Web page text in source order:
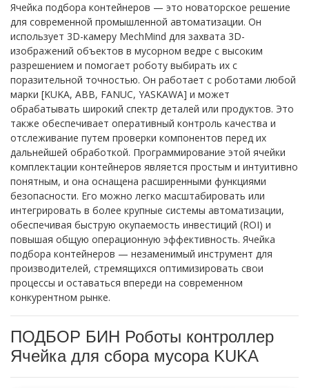
Ячейка подбора контейнеров — это новаторское решение
для современной промышленной автоматизации. Он
использует 3D-камеру MechMind для захвата 3D-
изображений объектов в мусорном ведре с высоким
разрешением и помогает роботу выбирать их с
поразительной точностью. Он работает с роботами любой
марки [KUKA, ABB, FANUC, YASKAWA] и может
обрабатывать широкий спектр деталей или продуктов. Это
также обеспечивает оперативный контроль качества и
отслеживание путем проверки компонентов перед их
дальнейшей обработкой. Программирование этой ячейки
комплектации контейнеров является простым и интуитивно
понятным, и она оснащена расширенными функциями
безопасности. Его можно легко масштабировать или
интегрировать в более крупные системы автоматизации,
обеспечивая быструю окупаемость инвестиций (ROI) и
повышая общую операционную эффективность. Ячейка
подбора контейнеров — незаменимый инструмент для
производителей, стремящихся оптимизировать свои
процессы и оставаться впереди на современном
конкурентном рынке.
ПОДБОР БИН Роботы контроллер
Ячейка для сбора мусора KUKA